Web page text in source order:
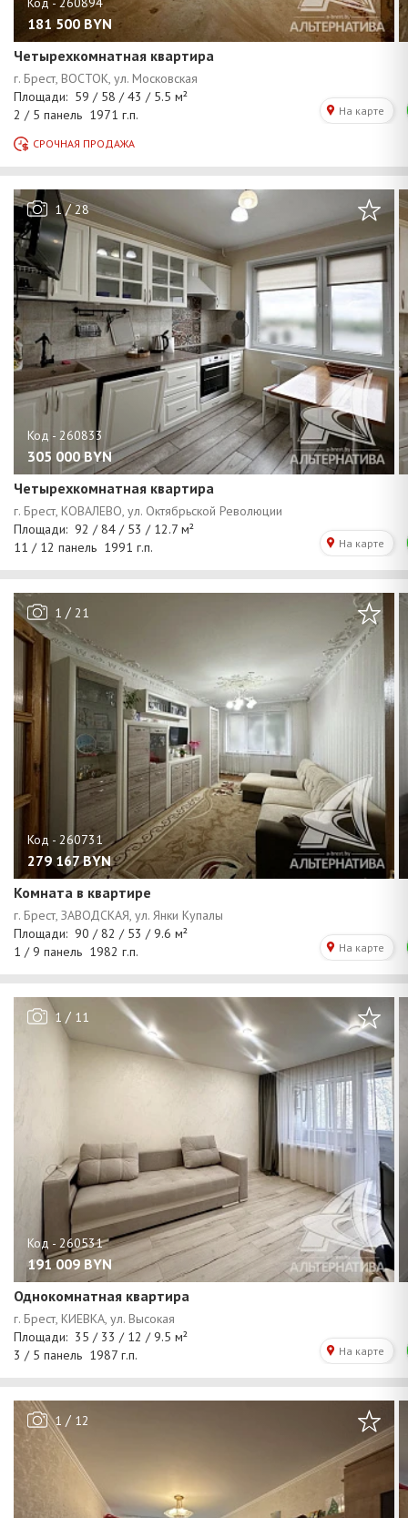
181 500 BYN
Четырехкомнатная квартира
1/28
305 000 BYN
Четырехкомнатная квартира
1 / 21
279 167 BYN
Комната в квартире
1 / 11
191 009 BYN
Однокомнатная квартира
1 / 12